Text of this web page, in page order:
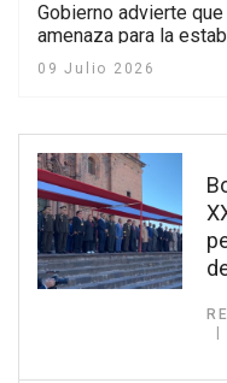
Gobierno advierte
amenaza para la
09 Julio 2026